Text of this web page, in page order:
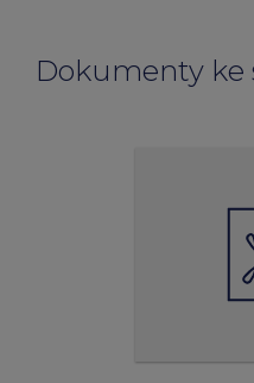
Dokumenty ke